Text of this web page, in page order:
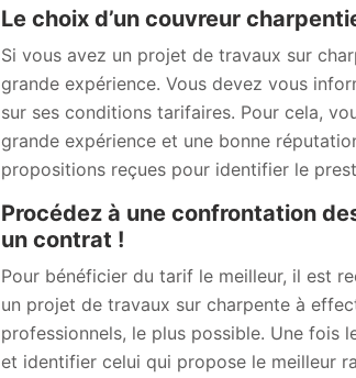
Le choix d’un couvreur
Si vous avez un projet de travaux sur
grande expérience. Vous devez vous
sur ses conditions tarifaires. Pour cela,
grande expérience et une bonne
propositions reçues pour identifier le
Procédez à une confrontation
un contrat !
Pour bénéficier du tarif le meilleur, il est
un projet de travaux sur charpente à
professionnels, le plus possible. Une fois
et identifier celui qui propose le meilleur